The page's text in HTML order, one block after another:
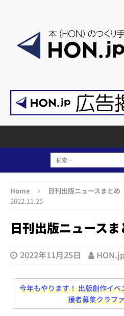
Home 日刊出版ニュースまとめ
2022.11.25
日刊出版ニュース
2022年11月25日
今年もやります！ 出版創作イ
援者募集クラフ